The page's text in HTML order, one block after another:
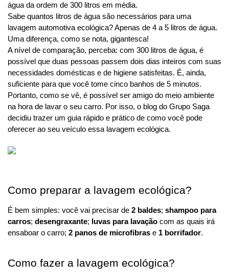
água da ordem de 300 litros em média.
Sabe quantos litros de água são necessários para uma
lavagem automotiva ecológica? Apenas de 4 a 5 litros de água.
Uma diferença, como se nota, gigantesca!
A nível de comparação, perceba: com 300 litros de água, é
possível que duas pessoas passem dois dias inteiros com suas
necessidades domésticas e de higiene satisfeitas. É, ainda,
suficiente para que você tome cinco banhos de 5 minutos.
Portanto, como se vê, é possível ser amigo do meio ambiente
na hora de lavar o seu carro. Por isso, o blog do Grupo Saga
decidiu trazer um guia rápido e prático de como você pode
oferecer ao seu veículo essa lavagem ecológica.
Como preparar a lavagem ecológica?
É bem simples: você vai precisar de 2 baldes; shampoo para
carros; desengraxante; luvas para lavação com as quais irá
ensaboar o carro; 2 panos de microfibras e 1 borrifador.
Como fazer a lavagem ecológica?